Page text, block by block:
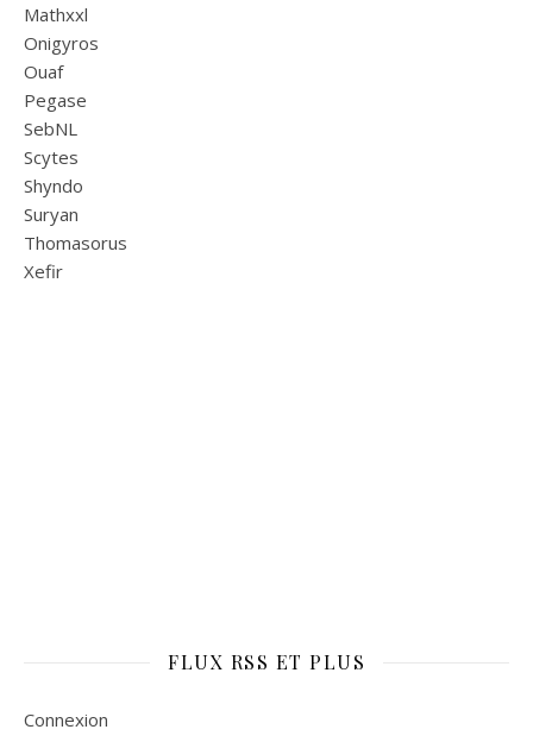
Mathxxl
Onigyros
Ouaf
Pegase
SebNL
Scytes
Shyndo
Suryan
Thomasorus
Xefir
FLUX RSS ET PLUS
Connexion